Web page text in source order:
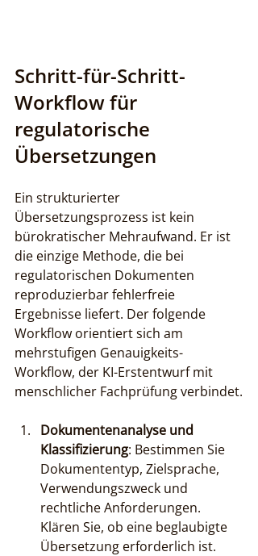
Schritt-für-Schritt-
Workflow für
regulatorische
Übersetzungen
Ein strukturierter
Übersetzungsprozess ist kein
bürokratischer Mehraufwand. Er ist
die einzige Methode, die bei
regulatorischen Dokumenten
reproduzierbar fehlerfreie
Ergebnisse liefert. Der folgende
Workflow orientiert sich am
mehrstufigen Genauigkeits-
Workflow, der KI-Erstentwurf mit
menschlicher Fachprüfung verbindet.
Dokumentenanalyse und
Klassifizierung: Bestimmen Sie
Dokumententyp, Zielsprache,
Verwendungszweck und
rechtliche Anforderungen.
Klären Sie, ob eine beglaubigte
Übersetzung erforderlich ist.